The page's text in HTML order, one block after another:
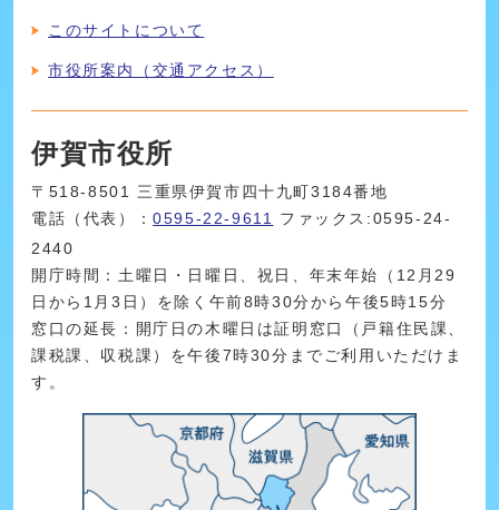
このサイトについて
市役所案内（交通アクセス）
伊賀市役所
〒518-8501 三重県伊賀市四十九町3184番地
電話（代表）：0595-22-9611
ファックス:0595-24-
2440
開庁時間：土曜日・日曜日、祝日、年末年始（12月29
日から1月3日）を除く午前8時30分から午後5時15分
窓口の延長：開庁日の木曜日は証明窓口（戸籍住民課、
課税課、収税課）を午後7時30分までご利用いただけま
す。